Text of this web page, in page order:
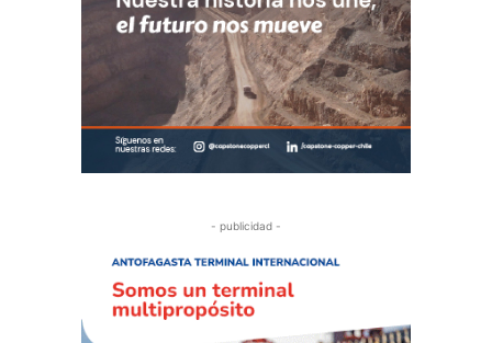
- publicidad -